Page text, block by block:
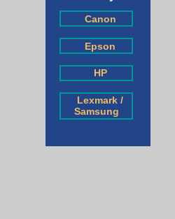
Canon
Epson
HP
Lexmark /
Samsung